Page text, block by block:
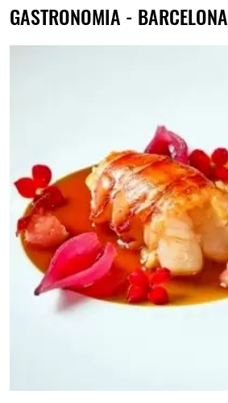
GASTRONOMIA - BARCELONA